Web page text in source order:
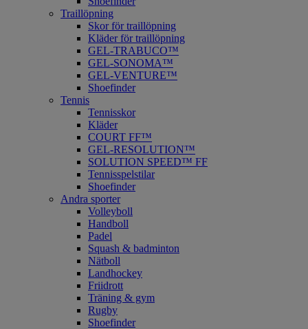
Traillöpning
Skor för traillöpning
Kläder för traillöpning
GEL-TRABUCO™
GEL-SONOMA™
GEL-VENTURE™
Shoefinder
Tennis
Tennisskor
Kläder
COURT FF™
GEL-RESOLUTION™
SOLUTION SPEED™ FF
Tennisspelstilar
Shoefinder
Andra sporter
Volleyboll
Handboll
Padel
Squash & badminton
Nätboll
Landhockey
Friidrott
Träning & gym
Rugby
Shoefinder